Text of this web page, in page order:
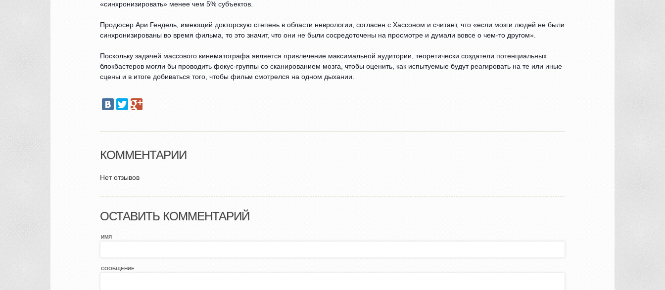
«синхронизировать» менее чем 5% субъектов.
Продюсер Ари Гендель, имеющий докторскую степень в области неврологии, согласен с Хассоном и считает, что «если мозги людей не были
синхронизированы во время фильма, то это значит, что они не были сосредоточены на просмотре и думали вовсе о чем-то другом».
Поскольку задачей массового кинематографа является привлечение максимальной аудитории, теоретически создатели потенциальных
блокбастеров могли бы проводить фокус-группы со сканированием мозга, чтобы оценить, как испытуемые будут реагировать на те или иные
сцены и в итоге добиваться того, чтобы фильм смотрелся на одном дыхании.
КОММЕНТАРИИ
Нет отзывов
ОСТАВИТЬ КОММЕНТАРИЙ
ИМЯ
СООБЩЕНИЕ